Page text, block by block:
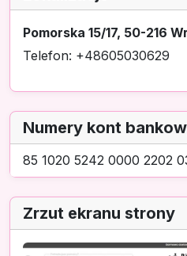
Pomorska 15/17, 50-216
Telefon: +48605030629
Numery kont
85 1020 5242 0000 2202
Zrzut ekranu strony